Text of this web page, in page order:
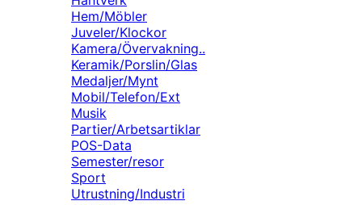
Hem/Möbler
Juveler/Klockor
Kamera/Övervakning..
Keramik/Porslin/Glas
Medaljer/Mynt
Mobil/Telefon/Ext
Musik
Partier/Arbetsartiklar
POS-Data
Semester/resor
Sport
Utrustning/Industri